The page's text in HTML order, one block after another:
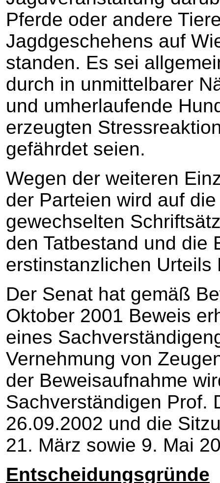
Pferde oder andere
Jagdgeschehens auf
standen. Es sei
durch in unmittelbarer
und umherlaufende
erzeugten
gefährdet seien.
Wegen der weiteren
der Parteien wird auf
gewechselten
den Tatbestand und die
erstinstanzlichen Urteils
Der Senat hat gemäß
Oktober 2001 Beweis
eines
Vernehmung von
der Beweisaufnahme
Sachverständigen Prof.
26.09.2002 und die
21. März sowie 9. Mai
Entscheidungsgründe